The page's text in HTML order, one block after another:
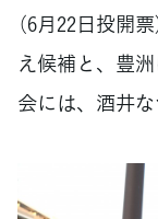
（6月22日投開
え候補と、豊
会には、酒井